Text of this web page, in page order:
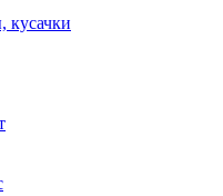
кусачки